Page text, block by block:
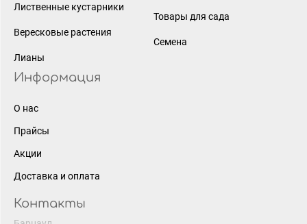
Лиственные кустарники
Вересковые растения
Лианы
Товары для сада
Семена
Информация
О нас
Прайсы
Акции
Доставка и оплата
Контакты